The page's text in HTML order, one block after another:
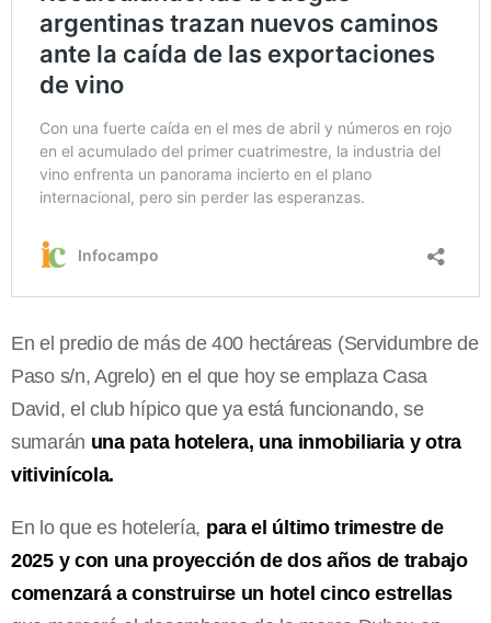
En el predio de más de 400 hectáreas (Servidumbre de
Paso s/n, Agrelo) en el que hoy se emplaza Casa
David, el club hípico que ya está funcionando, se
sumarán una pata hotelera, una inmobiliaria y otra
vitivinícola.
En lo que es hotelería, para el último trimestre de
2025 y con una proyección de dos años de trabajo
comenzará a construirse un hotel cinco estrellas